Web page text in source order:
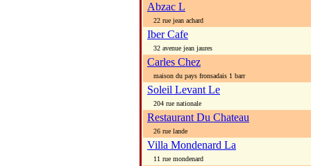
Abzac L
22 rue jean achard
Iber Cafe
32 avenue jean jaures
Carles Chez
maison du pays fronsadais 1 barr
Soleil Levant Le
204 rue nationale
Restaurant Du Chateau
26 rue lande
Villa Mondenard La
11 rue mondenard